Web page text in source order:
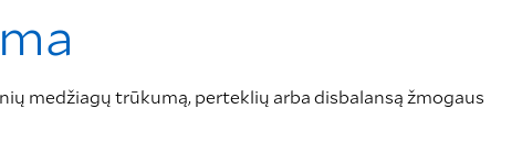
medžiagų trūkumą, perteklių arba disbalansą žmogaus